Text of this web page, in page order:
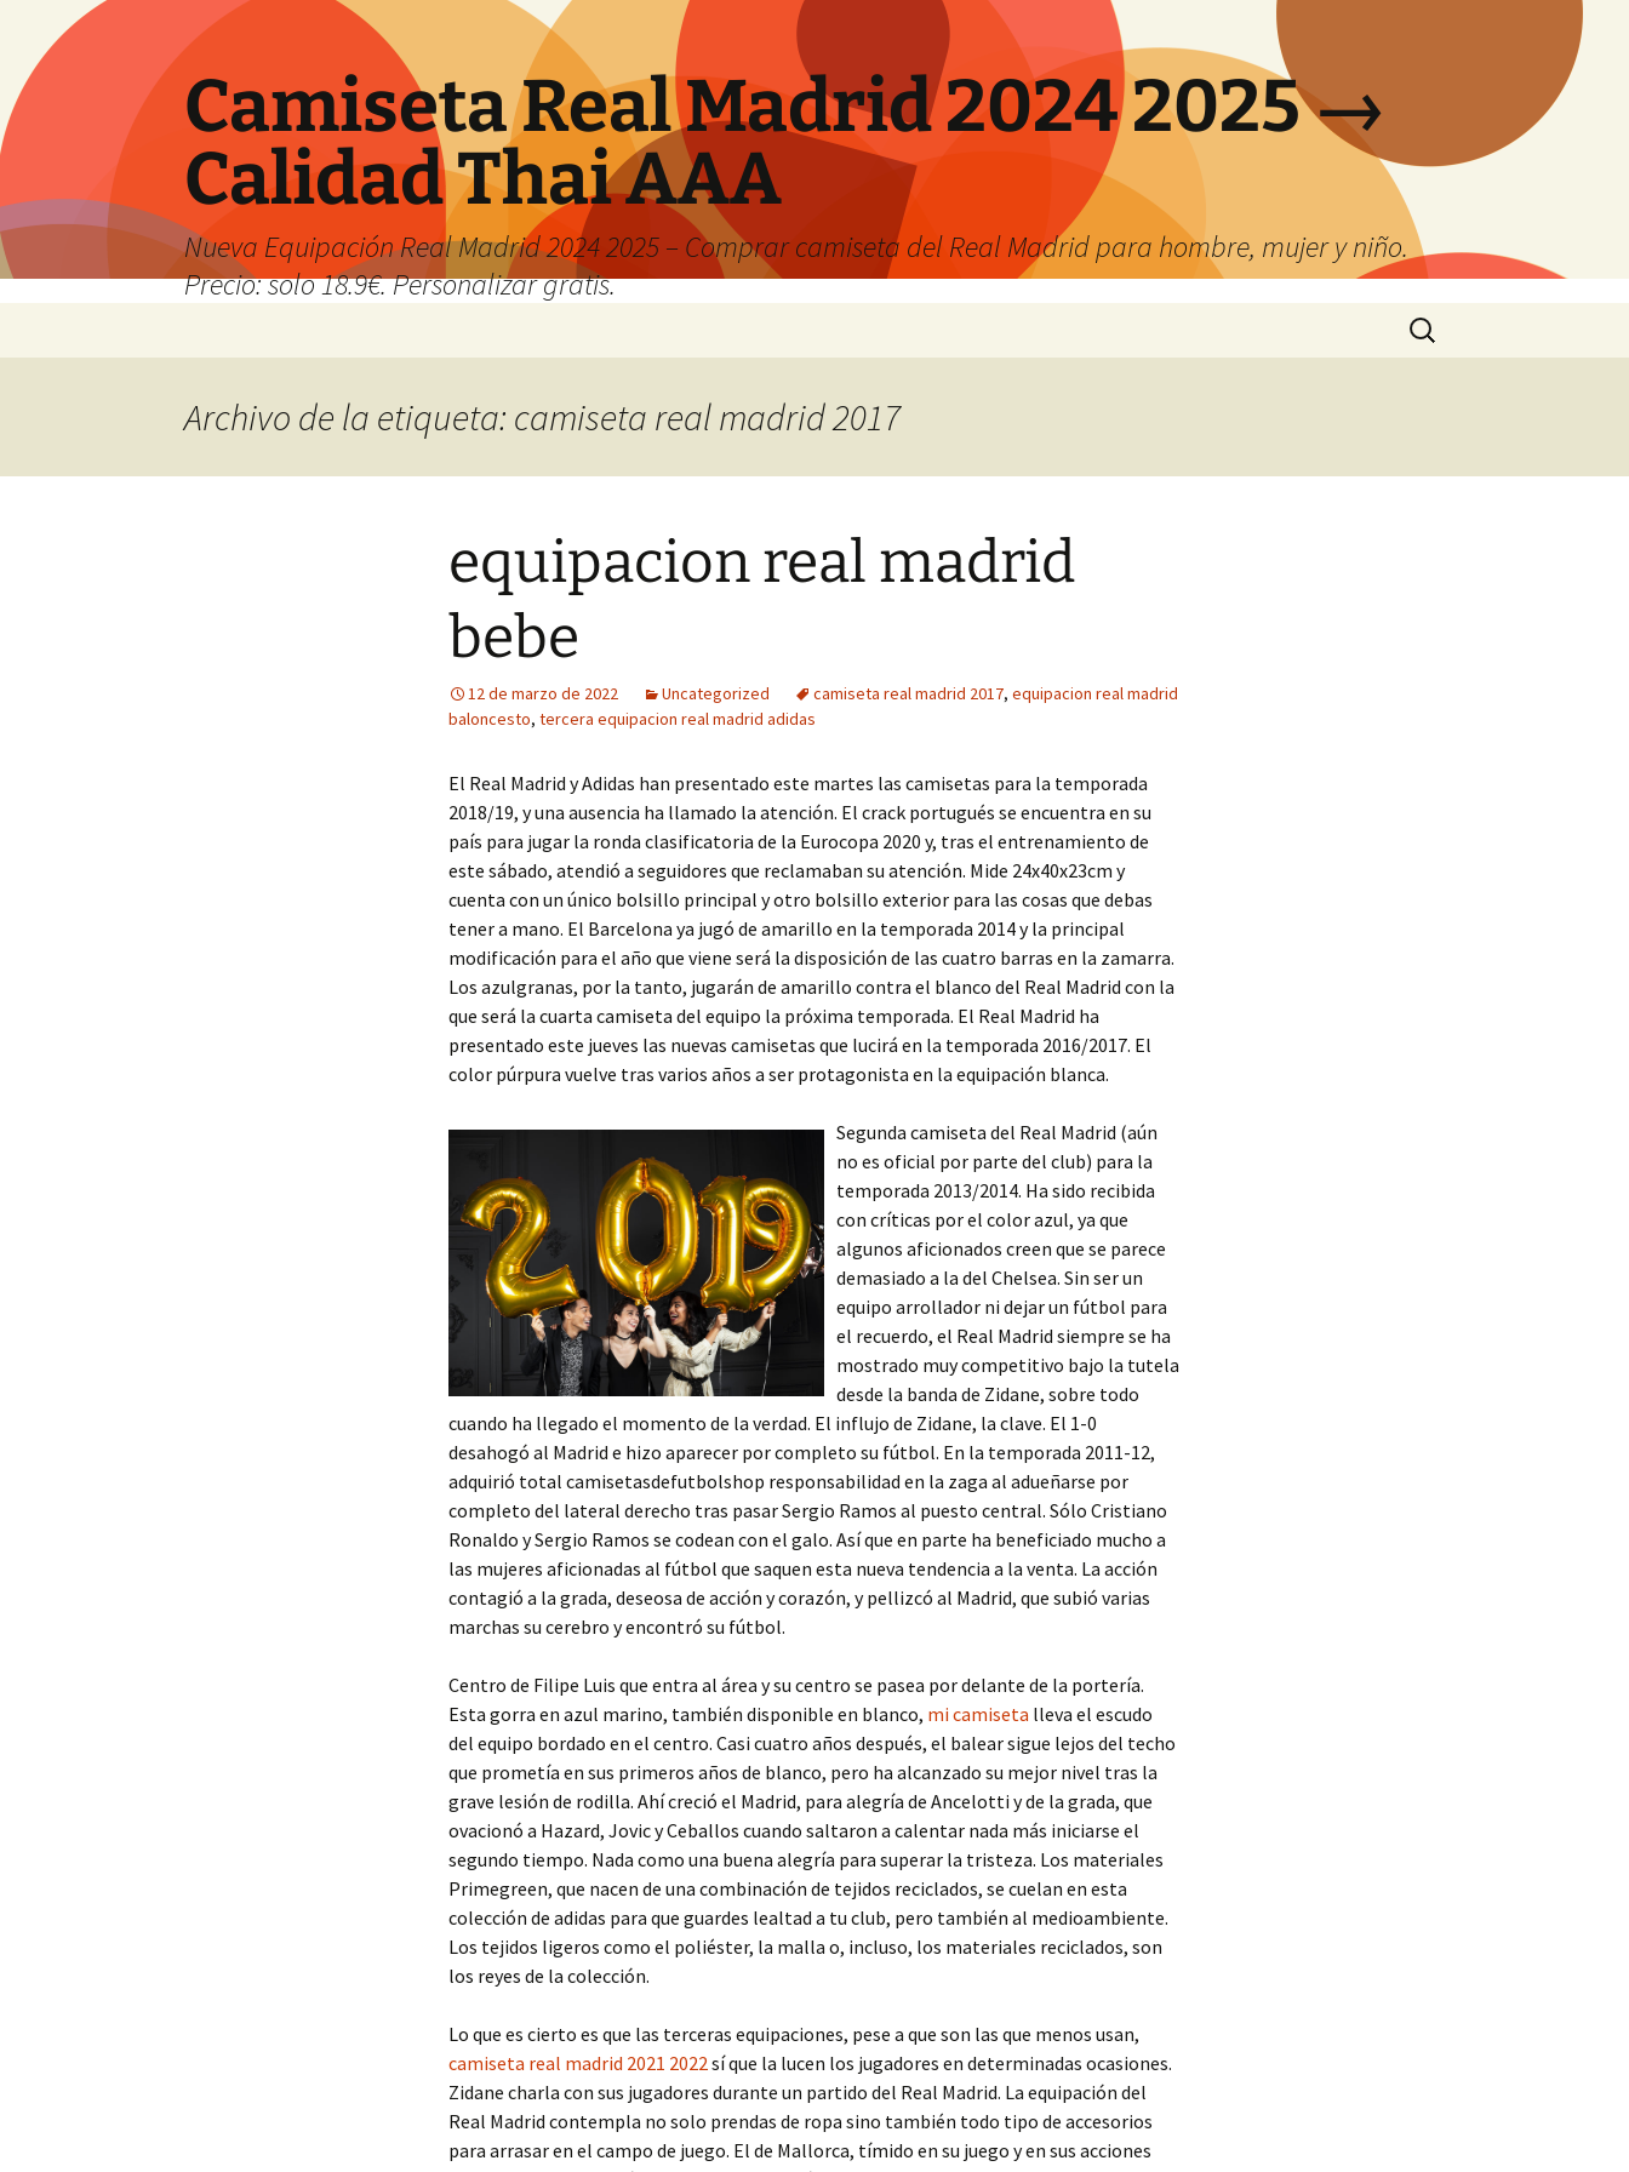
Camiseta Real Madrid 2024 2025 →
Calidad Thai AAA
Nueva Equipación Real Madrid 2024 2025 – Comprar camiseta del Real Madrid para hombre, mujer y niño.
Precio: solo 18.9€. Personalizar gratis.
Buscar:
Archivo de la etiqueta: camiseta real madrid 2017
equipacion real madrid
bebe
12 de marzo de 2022 Uncategorized camiseta real madrid 2017, equipacion real madrid
baloncesto, tercera equipacion real madrid adidas
El Real Madrid y Adidas han presentado este martes las camisetas para la temporada
2018/19, y una ausencia ha llamado la atención. El crack portugués se encuentra en su
país para jugar la ronda clasificatoria de la Eurocopa 2020 y, tras el entrenamiento de
este sábado, atendió a seguidores que reclamaban su atención. Mide 24x40x23cm y
cuenta con un único bolsillo principal y otro bolsillo exterior para las cosas que debas
tener a mano. El Barcelona ya jugó de amarillo en la temporada 2014 y la principal
modificación para el año que viene será la disposición de las cuatro barras en la zamarra.
Los azulgranas, por la tanto, jugarán de amarillo contra el blanco del Real Madrid con la
que será la cuarta camiseta del equipo la próxima temporada. El Real Madrid ha
presentado este jueves las nuevas camisetas que lucirá en la temporada 2016/2017. El
color púrpura vuelve tras varios años a ser protagonista en la equipación blanca.
Segunda camiseta del Real Madrid (aún
no es oficial por parte del club) para la
temporada 2013/2014. Ha sido recibida
con críticas por el color azul, ya que
algunos aficionados creen que se parece
demasiado a la del Chelsea. Sin ser un
equipo arrollador ni dejar un fútbol para
el recuerdo, el Real Madrid siempre se ha
mostrado muy competitivo bajo la tutela
desde la banda de Zidane, sobre todo
cuando ha llegado el momento de la verdad. El influjo de Zidane, la clave. El 1-0
desahogó al Madrid e hizo aparecer por completo su fútbol. En la temporada 2011-12,
adquirió total camisetasdefutbolshop responsabilidad en la zaga al adueñarse por
completo del lateral derecho tras pasar Sergio Ramos al puesto central. Sólo Cristiano
Ronaldo y Sergio Ramos se codean con el galo. Así que en parte ha beneficiado mucho a
las mujeres aficionadas al fútbol que saquen esta nueva tendencia a la venta. La acción
contagió a la grada, deseosa de acción y corazón, y pellizcó al Madrid, que subió varias
marchas su cerebro y encontró su fútbol.
Centro de Filipe Luis que entra al área y su centro se pasea por delante de la portería.
Esta gorra en azul marino, también disponible en blanco, mi camiseta lleva el escudo
del equipo bordado en el centro. Casi cuatro años después, el balear sigue lejos del techo
que prometía en sus primeros años de blanco, pero ha alcanzado su mejor nivel tras la
grave lesión de rodilla. Ahí creció el Madrid, para alegría de Ancelotti y de la grada, que
ovacionó a Hazard, Jovic y Ceballos cuando saltaron a calentar nada más iniciarse el
segundo tiempo. Nada como una buena alegría para superar la tristeza. Los materiales
Primegreen, que nacen de una combinación de tejidos reciclados, se cuelan en esta
colección de adidas para que guardes lealtad a tu club, pero también al medioambiente.
Los tejidos ligeros como el poliéster, la malla o, incluso, los materiales reciclados, son
los reyes de la colección.
Lo que es cierto es que las terceras equipaciones, pese a que son las que menos usan,
camiseta real madrid 2021 2022sí que la lucen los jugadores en determinadas ocasiones.
Zidane charla con sus jugadores durante un partido del Real Madrid. La equipación del
Real Madrid contempla no solo prendas de ropa sino también todo tipo de accesorios
para arrasar en el campo de juego. El de Mallorca, tímido en su juego y en sus acciones